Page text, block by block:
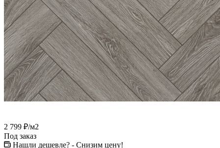
2 799 ₽/м2
Под заказ
Нашли дешевле? - Снизим цену!